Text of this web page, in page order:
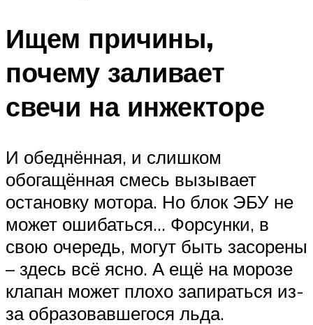
Ищем причины,
почему заливает
свечи на инжекторе
И обеднённая, и слишком
обогащённая смесь вызывает
остановку мотора. Но блок ЭБУ не
может ошибаться… Форсунки, в
свою очередь, могут быть засорены
– здесь всё ясно. А ещё на морозе
клапан может плохо запираться из-
за образовавшегося льда.